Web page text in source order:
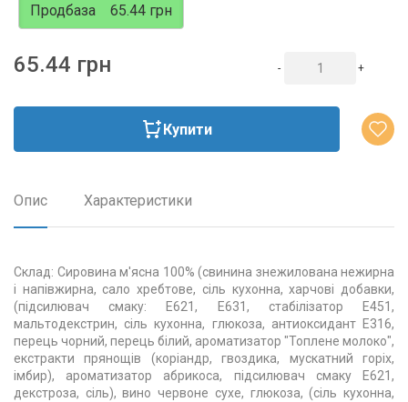
Продбаза 65.44 грн
65.44 грн - +
Купити
Опис Характеристики
Склад: Сировина м'ясна 100% (свинина знежилована нежирна
і напівжирна, сало хребтове, сіль кухонна, харчові добавки,
(підсилювач смаку: Е621, Е631, стабілізатор Е451,
мальтодекстрин, сіль кухонна, глюкоза, антиоксидант Е316,
перець чорний, перець білий, ароматизатор "Топлене молоко",
екстракти прянощів (коріандр, гвоздика, мускатний горіх,
імбир), ароматизатор абрикоса, підсилювач смаку Е621,
декстроза, сіль), вино червоне сухе, глюкоза, (сіль кухонна,